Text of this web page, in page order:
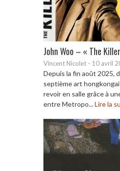
John Woo – « The
Vincent Nicolet - 10 avril
Depuis la fin août 2025,
septième art
revoir en salle grâce à
entre Metropo...Lire la